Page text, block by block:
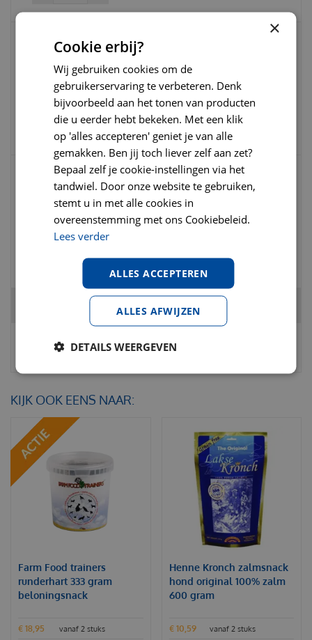
Renske gezonde beloning hond hartjes
eend 100 gram
95 € 4,69
Becopets beco bag geurloos 270 stuks
(18x15) Poepzakjes
95 € 12,95
KIJK OOK EENS NAAR:
Farm Food trainers
runderhart 333 gram
beloningsnack
vanaf 2 stuks
€ 18 95
Henne Kronch zalmsnack
hond original 100% zalm
600 gram
vanaf 2 stuks
€ 10 59
×
Cookie erbij?
Wij gebruiken cookies om de
gebruikerservaring te verbeteren. Denk
bijvoorbeeld aan het tonen van producten
die u eerder hebt bekeken. Met een klik
op 'alles accepteren' geniet je van alle
gemakken. Ben jij toch liever zelf aan zet?
Bepaal zelf je cookie-instellingen via het
tandwiel. Door onze website te gebruiken,
stemt u in met alle cookies in
overeenstemming met ons Cookiebeleid.
Lees verder
ALLES ACCEPTEREN
ALLES AFWIJZEN
DETAILS WEERGEVEN